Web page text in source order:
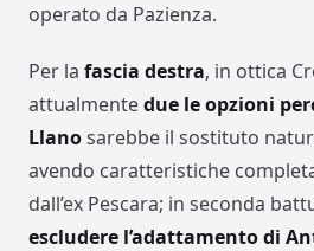
operato da Pazienza.
Per la fascia destra, in ottica
attualmentedue le opzioni
Llanosarebbe il sostituto
avendo caratteristiche
dall’ex Pescara; in seconda
escludere l’adattamento di